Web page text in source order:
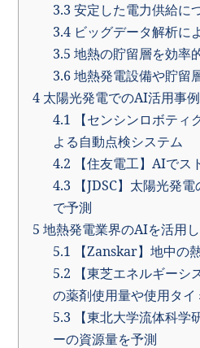
3.3 安定した電力供給に
3.4ビッグデータ解析に
3.5 地熱の貯留層を効率
3.6地熱発電設備や貯留
4 太陽光発電でのAI活用事例
4.1 【センシンロボティ
よる自動点検システム
4.2 【住友電工】AIでス
4.3 【JDSC】太陽光発
で予測
5 地熱発電業界のAIを活用
5.1 【Zanskar】地中の
5.2 【東芝エネルギーシ
の薬剤使用量や使用タ
5.3 【東北大学流体科学
ーの資源量を予測